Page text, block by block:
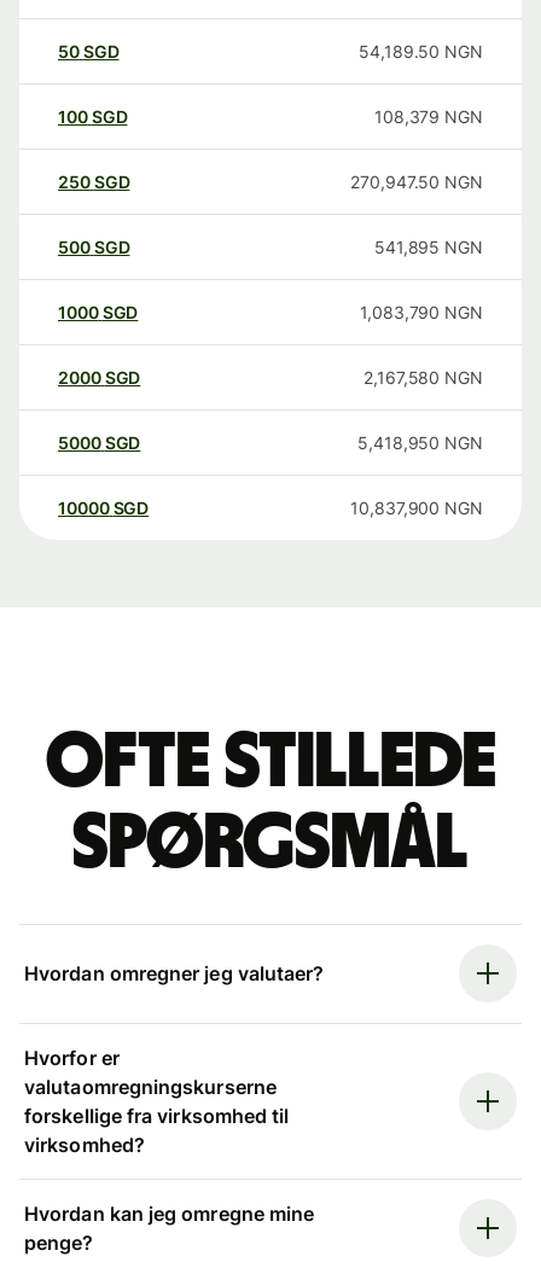
50SGD 54,189.50 NGN
100SGD 108,379 NGN
250SGD 270,947.50 NGN
500SGD 541,895 NGN
1000SGD 1,083,790 NGN
2000SGD 2,167,580 NGN
5000SGD 5,418,950 NGN
10000 SGD 10,837,900 NGN
Ofte stillede
spørgsmål
Hvordan omregner jeg valutaer?
Hvorfor er
valutaomregningskurserne
forskellige fra virksomhed til
virksomhed?
Hvordan kan jeg omregne mine
penge?